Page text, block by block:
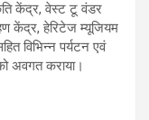
केंद्र, वेस्ट टू वंडर
केंद्र, हेरिटेज म्यूजियम
विभिन्न पर्यटन एवं
अवगत कराया।